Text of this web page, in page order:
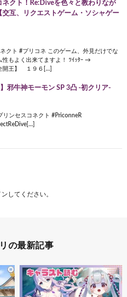
ネクト！Re:Diveを色々と教わりなが
交互、リクエストゲーム・ソシャゲー
クト #プリコネ このゲーム、外見だけでな
性もよく出来てますよ！ ﾂｲｯﾀｰ →
開王】 １９６[…]
】邪牛神モーモン SP 3凸 -初クリア-
リンセスコネクト #PriconneR
ン してください。
の最新記事